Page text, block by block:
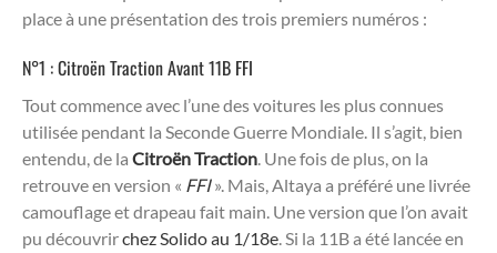
place à une présentation des trois premiers numéros :
N°1 : Citroën Traction Avant 11B FFI
Tout commence avec l’une des voitures les plus connues
utilisée pendant la Seconde Guerre Mondiale. Il s’agit, bien
entendu, de la Citroën Traction. Une fois de plus, on la
retrouve en version « FFI». Mais, Altaya a préféré une livrée
camouflage et drapeau fait main. Une version que l’on avait
pu découvrirchez Solido au 1/18e. Si la 11B a été lancée en